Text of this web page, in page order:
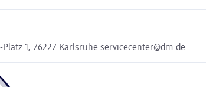
1, 76227 Karlsruhe servicecenter@dm.de